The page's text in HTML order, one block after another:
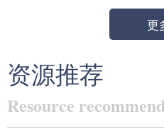
更
资源推荐
Resource